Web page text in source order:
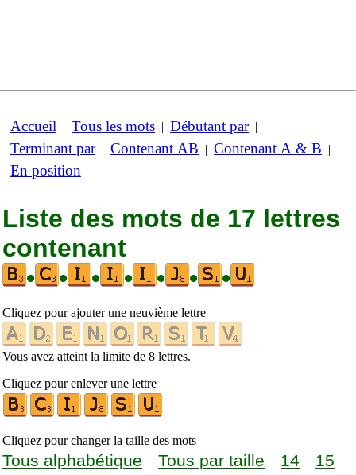
Accueil | Tous les mots | Débutant par|
Terminant par| Contenant AB | Contenant A & B |
En position
Liste des mots de 17 lettres
contenant
•
• • • • • •
Cliquez pour ajouter une neuvième lettre
Vous avez atteint la limite de 8 lettres.
Cliquez pour enlever une lettre
Cliquez pour changer la taille des mots
Tous alphabétique Tous par taille 14
15